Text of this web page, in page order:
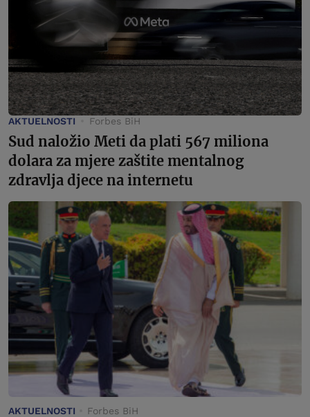
AKTUELNOSTI Forbes BiH
Sud naložio Meti da plati 567 miliona
dolara za mjere zaštite mentalnog
zdravlja djece na internetu
AKTUELNOSTI Forbes BiH